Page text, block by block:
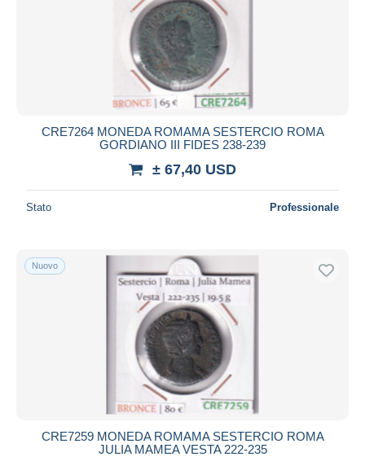
CRE7264 MONEDA ROMAMA SESTERCIO ROMA
GORDIANO III FIDES 238-239
± 67,40 USD
Stato Professionale
Nuovo
CRE7259 MONEDA ROMAMA SESTERCIO ROMA
JULIA MAMEA VESTA 222-235